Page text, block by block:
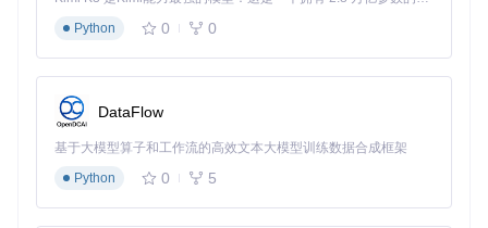
2. 基础操作速查表
功能
快捷键
说明
音量调节
↑/↓方向键
全屏切换
F11
影院级观影体验
快进/快退
L/J键
画面截图
Ctrl+S 保存当前帧为图片
Python
0 0
DataFlow
基于大模型算子和工作流的高效文本大模型训练数据合成框架
Python
0 5